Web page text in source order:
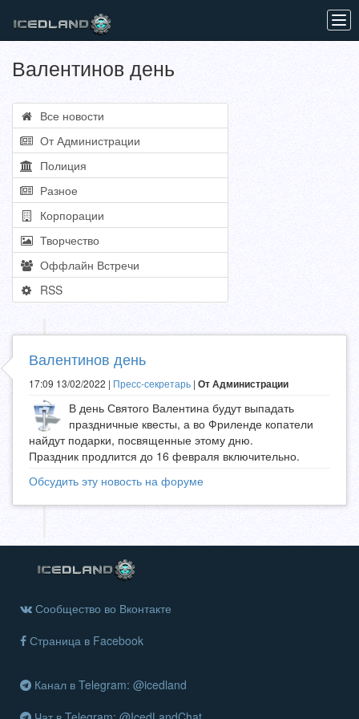
Валентинов день
Все новости
От Администрации
Полиция
Разное
Корпорации
Творчество
Оффлайн Встречи
RSS
Валентинов день
17:09 13/02/2022 | Пресс-секретарь | От Администрации
В день Святого Валентина будут выпадать
праздничные квесты, а во Фриленде копатели
найдут подарки, посвященные этому дню.
Праздник продлится до 16 февраля включительно.
Обсудить эту новость на форуме
Сообщество во Вконтакте
Страница в Facebook
Канал в Telegram: @icedland